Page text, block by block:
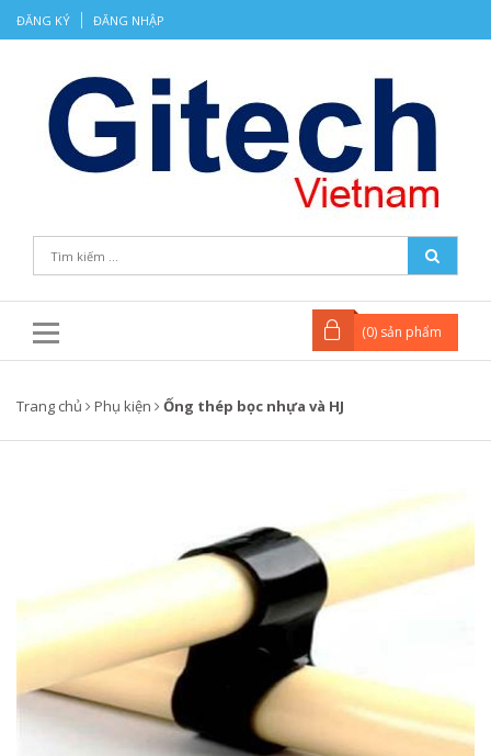
ĐĂNG KÝ ĐĂNG NHẬP
(0) sản phẩm
Trang chủ Phụ kiện Ống thép bọc nhựa và HJ